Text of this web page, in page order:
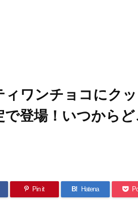
ィワンチョコにク
で登場！いつから
Pin it B! Hatena